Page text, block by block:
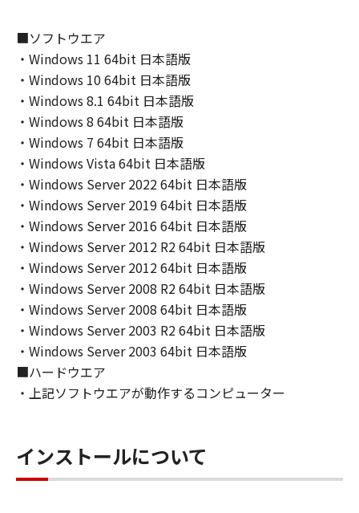
ンの子会社、キヤノンの関連会社、それらの販
売代理店または販売店のいずれも、「本ソフト
ウェア」の使用または使用不能から生ずるいか
なる損害（逸失利益およびその他の派生的また
は付随的な損害を含むがこれらに限定されない
全ての損害を言います。）について、適用法で
認められる限り、一切の責任を負わないものと
します。たとえ、キヤノン、キヤノンのライセ
ンサー、キヤノンの子会社、キヤノンの関連会
社、それらの販売代理店または販売店がかかる
損害の可能性について知らされていた場合でも
同様です。
(3) キヤノン、キヤノンのライセンサー、キヤノ
ンの子会社、キヤノンの関連会社、それらの販
売代理店または販売店のいずれも、「本ソフト
ウェア」、または「本ソフトウェア」の使用に
起因または関連してお客様と第三者との間に生
じたいかなる紛争についても、一切責任を負わ
ないものとします。
８．契約期間
フトウェア」をインストールした時点で発効
し、下記(2)または(3)により終了されるまで有
■ソフトウエア
・Windows 11 64bit 日本語版
・Windows 10 64bit 日本語版
・Windows 8.1 64bit 日本語版
・Windows 8 64bit 日本語版
・Windows 7 64bit 日本語版
・Windows Vista 64bit 日本語版
・Windows Server 2022 64bit 日本語版
・Windows Server 2019 64bit 日本語版
・Windows Server 2016 64bit 日本語版
・Windows Server 2012 R2 64bit 日本語版
・Windows Server 2012 64bit 日本語版
・Windows Server 2008 R2 64bit 日本語版
・Windows Server 2008 64bit 日本語版
・Windows Server 2003 R2 64bit 日本語版
・Windows Server 2003 64bit 日本語版
■ハードウエア
・上記ソフトウエアが動作するコンピューター
インストールについて